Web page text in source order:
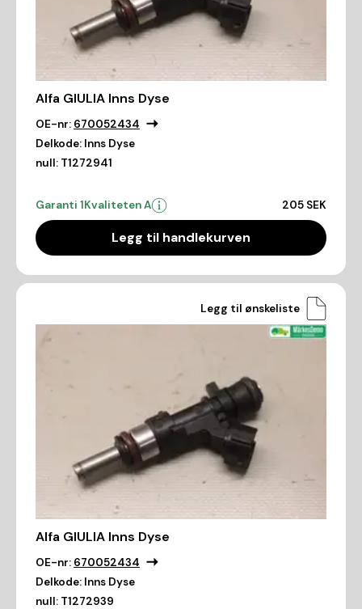
Alfa GIULIA Inns Dyse
OE-nr: 670052434
Delkode: Inns Dyse
null: T1272941
Garanti 1Kvaliteten A 205 SEK
Legg til handlekurven
Legg til ønskeliste
Alfa GIULIA Inns Dyse
OE-nr: 670052434
Delkode: Inns Dyse
null: T1272939